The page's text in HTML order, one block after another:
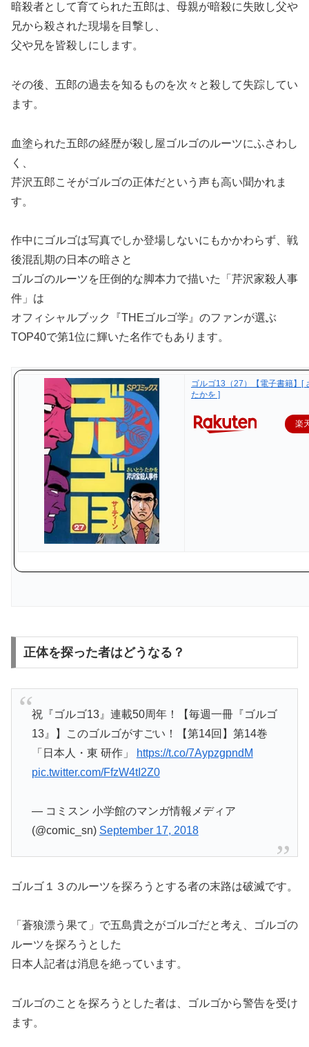
暗殺者として育てられた五郎は、母親が暗殺に失敗し父や
兄から殺された現場を目撃し、
父や兄を皆殺しにします。
その後、五郎の過去を知るものを次々と殺して失踪してい
ます。
血塗られた五郎の経歴が殺し屋ゴルゴのルーツにふさわし
く、
芹沢五郎こそがゴルゴの正体だという声も高い聞かれま
す。
作中にゴルゴは写真でしか登場しないにもかかわらず、戦
後混乱期の日本の暗さと
ゴルゴのルーツを圧倒的な脚本力で描いた「芹沢家殺人事
件」は
オフィシャルブック『THEゴルゴ学』のファンが選ぶ
TOP40で第1位に輝いた名作でもあります。
ゴルゴ13（27）【電子書籍】[
たかを ]
楽
正体を探った者はどうなる？
祝『ゴルゴ13』連載50周年！【毎週一冊『ゴルゴ
13』】このゴルゴがすごい！【第14回】第14巻
「日本人・東 研作」
https://t.co/7AypzgpndM
pic.twitter.com/FfzW4tI2Z0
— コミスン 小学館のマンガ情報メディア
(@comic_sn) September 17, 2018
ゴルゴ１３のルーツを探ろうとする者の末路は破滅です。
「蒼狼漂う果て」で五島貴之がゴルゴだと考え、ゴルゴの
ルーツを探ろうとした
日本人記者は消息を絶っています。
ゴルゴのことを探ろうとした者は、ゴルゴから警告を受け
ます。